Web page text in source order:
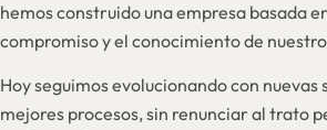
hemos construido una empresa basada
compromiso y el conocimiento de
Hoy seguimos evolucionando con nuevas
mejores procesos, sin renunciar al trato